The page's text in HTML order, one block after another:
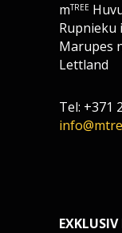
mTREE
Rupnieku
Marupes
Lettland
Tel: +371